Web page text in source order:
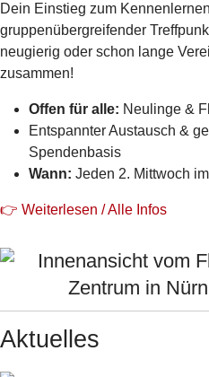
Dein Einstieg zum
gruppenübergreifender
neugierig oder schon lange
zusammen!
Offen für alle: Neulinge &
Entspannter Austausch &
Spendenbasis
Wann: Jeden 2. Mittwoch
👉 Weiterlesen / Alle Infos
Aktuelles